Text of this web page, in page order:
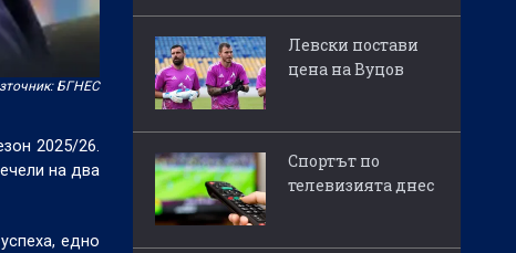
БГНЕС
2025/26.
на два
едно
Левски постави
цена на Вуцов
Спортът по
телевизията днес